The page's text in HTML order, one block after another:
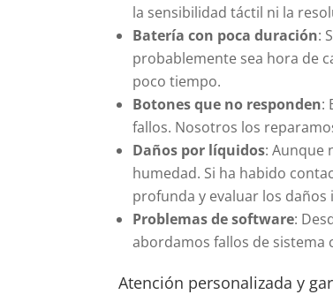
la sensibilidad táctil ni la
Batería con poca duración:
probablemente sea hora de
poco tiempo.
Botones que no responden:
fallos. Nosotros los
Daños por líquidos: Aunque
humedad. Si ha habido
profunda y evaluar los daños
Problemas de software:
abordamos fallos de sistema
Atención personalizada y